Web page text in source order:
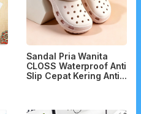
Sandal Pria Wanita
CLOSS Waterproof Anti
Slip Cepat Kering Anti...